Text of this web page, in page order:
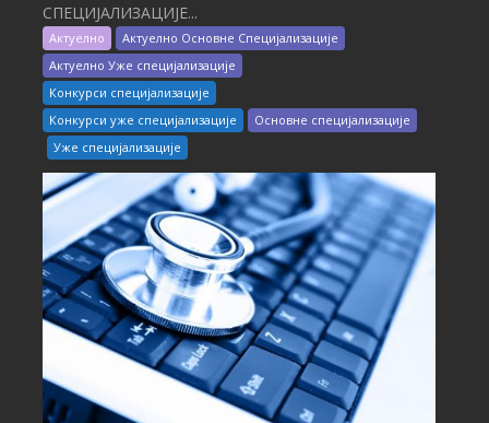
СПЕЦИЈАЛИЗАЦИЈЕ...
Актуелно
Актуелно Основне Специјализације
Актуелно Уже специјализације
Конкурси специјализације
Конкурси уже специјализације
Основне специјализације
Уже специјализације